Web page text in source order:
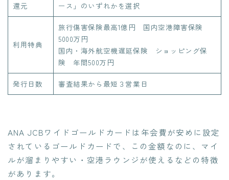
還元
ース」のいずれかを選択
利用特典
旅行傷害保険最高1億円 国内空港障害保険
5000万円
国内・海外航空機遅延保険 ショッピング保
険 年間500万円
発行日数 審査結果から最短３営業日
ANA JCBワイドゴールドカードは年会費が安めに設定
されているゴールドカードで、この金額なのに、マイ
ルが溜まりやすい・空港ラウンジが使えるなどの特徴
があります。